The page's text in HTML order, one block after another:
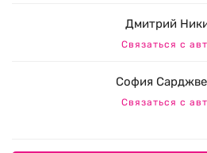
Дмитрий
Связаться с
София
Связаться с